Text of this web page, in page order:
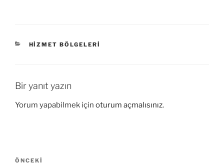
KATEGORILER
HIZMET BÖLGELERI
Bir yanıt yazın
Yorum yapabilmek için oturum açmalısınız.
Yazı
Önceki
ÖNCEKI